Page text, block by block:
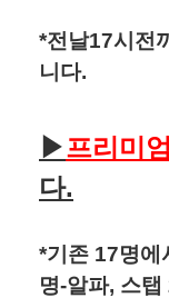
*전날17시전
니다.
▶프리미
다.
*기존 17명에
명-알파, 스